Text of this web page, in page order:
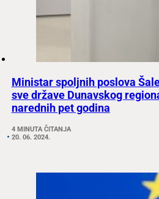
Ministar spoljnih poslova
sve države Dunavskog
narednih pet godina
4 MINUTA ČITANJA
20. 06. 2024.